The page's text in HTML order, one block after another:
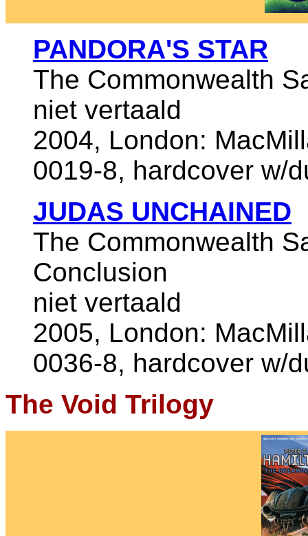
PANDORA'S STAR
The Commonwealth
niet vertaald
2004, London:
0019-8, hardcover w/
JUDAS UNCHAINED
The Commonwealth
Conclusion
niet vertaald
2005, London:
0036-8, hardcover w/
The Void Trilogy